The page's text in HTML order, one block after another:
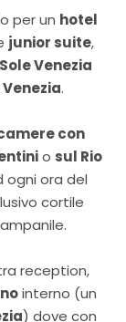
per un hotel
junior suite,
Venezia
.
con
o sul Rio
ogni ora del
cortile
reception,
interno (un
) dove con